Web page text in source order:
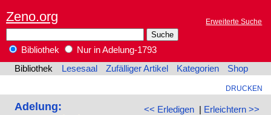
Zeno.org Erweiterte Suche
Bibliothek
Nur in Adelung-1793
Bibliothek
Lesesaal Zufälliger Artikel Kategorien Shop
DRUCKEN
<< Erledigen| Erleichtern >>
Adelung: